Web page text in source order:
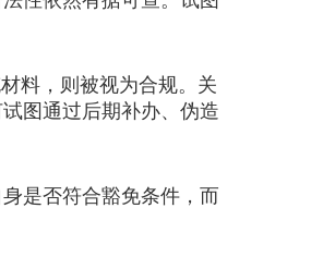
料，则被视为合规。关
图通过后期补办、伪造
是否符合豁免条件，而